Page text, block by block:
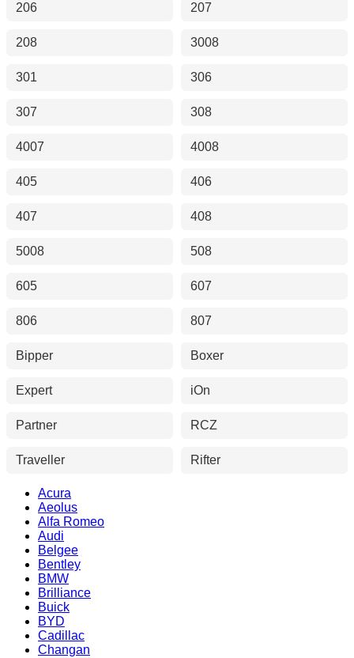
206 207
208 3008
301 306
307 308
4007 4008
405 406
407 408
5008 508
605 607
806 807
Bipper Boxer
Expert iOn
Partner RCZ
Traveller Rifter
Acura
Aeolus
Alfa Romeo
Audi
Belgee
Bentley
BMW
Brilliance
Buick
BYD
Cadillac
Changan